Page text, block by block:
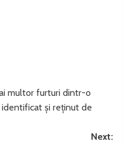
multor furturi dintr-o
identificat și reținut de
Next: